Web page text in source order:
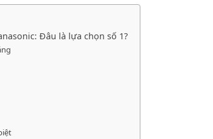
Đâu là lựa chọn số 1?